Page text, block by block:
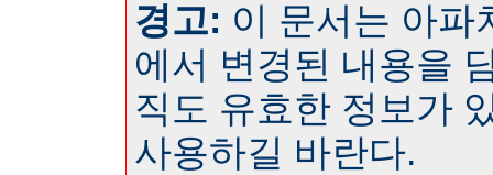
경고: 이 문서는 아파
에서 변경된 내용을
직도 유효한 정보가
사용하길 바란다.